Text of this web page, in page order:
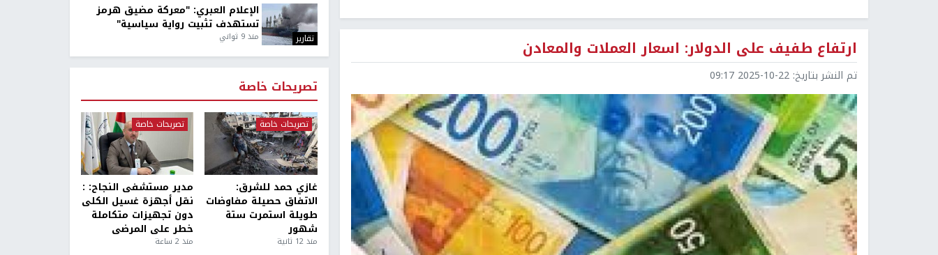
ارتفاع طفيف على الدولار: اسعار العملات والمعادن
تم النشر بتاريخ: 2025-10-22 09:17
تقارير
الإعلام العبري: "معركة مضيق هرمز
تستهدف تثبيت رواية سياسية"
منذ 9 ثواني
تصريحات خاصة
تصريحات خاصة
غازي حمد للشرق:
الاتفاق حصيلة مفاوضات
طويلة استمرت ستة
شهور
منذ 12 ثانية
تصريحات خاصة
مدير مستشفى النجاح: :
نقل أجهزة غسيل الكلى
دون تجهيزات متكاملة
خطر على المرضى
منذ 2 ساعة